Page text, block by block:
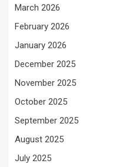
March 2026
February 2026
January 2026
December 2025
November 2025
October 2025
September 2025
August 2025
July 2025